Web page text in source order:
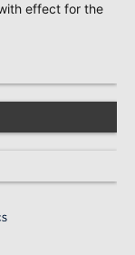
effect for the